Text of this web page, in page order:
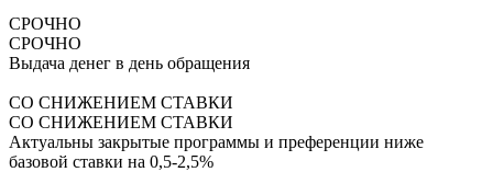
СРОЧНО
СРОЧНО
Выдача денег в день обращения
СО СНИЖЕНИЕМ СТАВКИ
СО СНИЖЕНИЕМ СТАВКИ
Актуальны закрытые программы и преференции ниже
базовой ставки на 0,5-2,5%